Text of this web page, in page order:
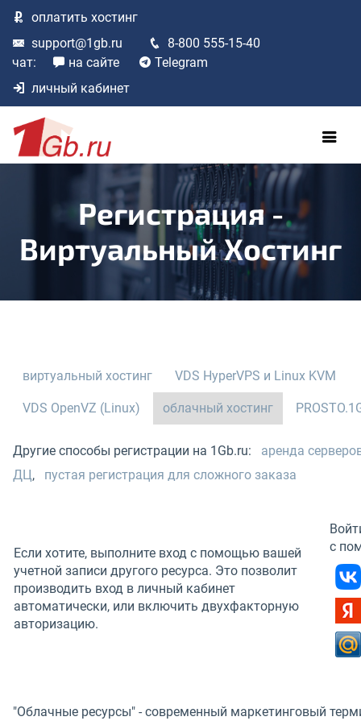
оплатить хостинг
support@1gb.ru
8-800 555-15-40
чат:
на сайте
Telegram
личный кабинет
Регистрация -
Виртуальный Хостинг
виртуальный хостинг VDS HyperVPS и Linux KVM
VDS OpenVZ (Linux) облачный хостинг
Другие способы регистрации на 1Gb.ru: аренда
ДЦ, пустая регистрация для сложного заказа
Если хотите, выполните вход с помощью вашей
учетной записи другого ресурса. Это позволит
производить вход в личный кабинет
автоматически, или включить двухфакторную
авторизацию.
с
"Облачные ресурсы" - современный маркетинговый